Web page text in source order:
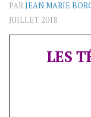
PARJEAN MARIE
JUILLET 2018
LES